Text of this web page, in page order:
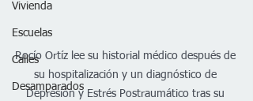
Vivienda
Escuelas
Calles
Desamparados
Rocío Ortíz lee su historial médico después de
su hospitalización y un diagnóstico de
Depresión y Estrés Postraumático tras su